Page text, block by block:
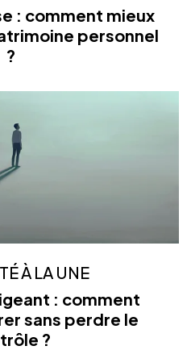
: comment mieux
personnel
?
À LA UNE
: comment
sans perdre le
?